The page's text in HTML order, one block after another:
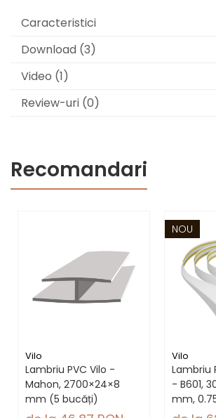
Caracteristici
Download (3)
Video (1)
Review-uri (0)
Recomandari
Vilo
Lambriu PVC Vilo -
Mahon, 2700×24×8
mm (5 bucăți)
NOU
Vilo
Lambriu
- B601,
mm,
bucăți)